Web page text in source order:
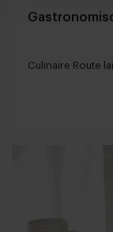
Culinaire Route